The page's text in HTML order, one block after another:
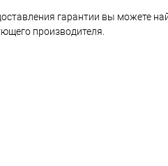
гарантии вы можете
производителя.